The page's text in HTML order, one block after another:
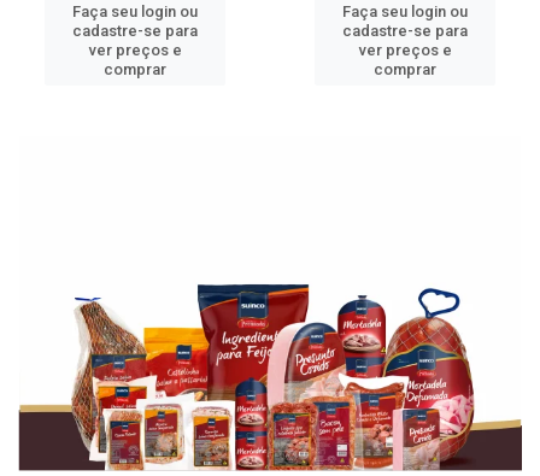
Faça seu login ou
cadastre-se para
ver preços e
comprar
Faça seu login ou
cadastre-se para
ver preços e
comprar